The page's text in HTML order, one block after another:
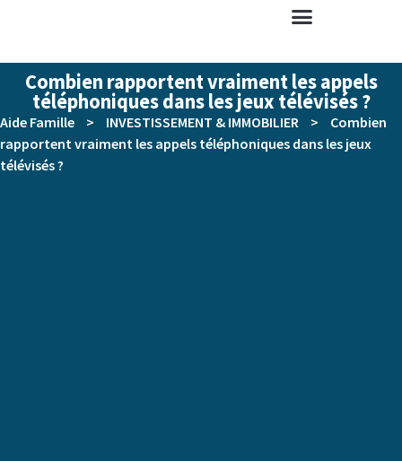
Combien rapportent vraiment les appels
téléphoniques dans les jeux télévisés ?
Aide Famille > INVESTISSEMENT & IMMOBILIER >
Combien
rapportent vraiment les appels téléphoniques dans les jeux
télévisés ?